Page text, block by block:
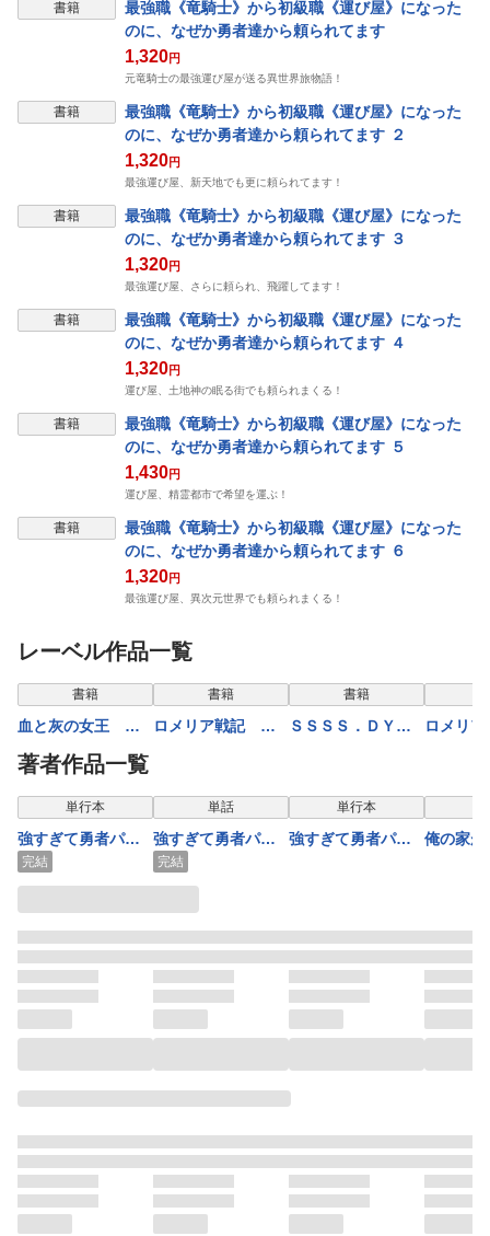
書籍
最強職《竜騎士》から初級職《運び屋》になった
のに、なぜか勇者達から頼られてます
1,320円
元竜騎士の最強運び屋が送る異世界旅物語！
書籍
最強職《竜騎士》から初級職《運び屋》になった
のに、なぜか勇者達から頼られてます ２
1,320円
最強運び屋、新天地でも更に頼られてます！
書籍
最強職《竜騎士》から初級職《運び屋》になった
のに、なぜか勇者達から頼られてます ３
1,320円
最強運び屋、さらに頼られ、飛躍してます！
書籍
最強職《竜騎士》から初級職《運び屋》になった
のに、なぜか勇者達から頼られてます ４
1,320円
運び屋、土地神の眠る街でも頼られまくる！
書籍
最強職《竜騎士》から初級職《運び屋》になった
のに、なぜか勇者達から頼られてます ５
1,430円
運び屋、精霊都市で希望を運ぶ！
書籍
最強職《竜騎士》から初級職《運び屋》になった
のに、なぜか勇者達から頼られてます ６
1,320円
最強運び屋、異次元世界でも頼られまくる！
レーベル作品一覧
書籍
血と灰の女王 －
善悪の彼岸－
書籍
ロメリア戦記 ～
ら軍隊組織した～
５
書籍
ＳＳＳＳ．ＤＹＮ
ロメリ
ら軍隊組
６
著者作品一覧
単行本
強すぎて勇者パー
ティーを卒業した
最強剣士、魔法学
完結
単話
強すぎて勇者パー
ティーを卒業した
最強剣士、魔法学
【単話】 80
完結
単行本
強すぎて勇者パー
表示
俺の家が